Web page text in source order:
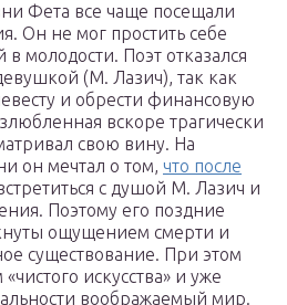
Фета все чаще посещали
Он не мог простить себе
молодости. Поэт отказался
(М. Лазич), так как
и обрести финансовую
вскоре трагически
свою вину. На
он мечтал о том, что после
с душой М. Лазич и
Поэтому его поздние
ощущением смерти и
существование. При этом
искусства» и уже
воображаемый мир.